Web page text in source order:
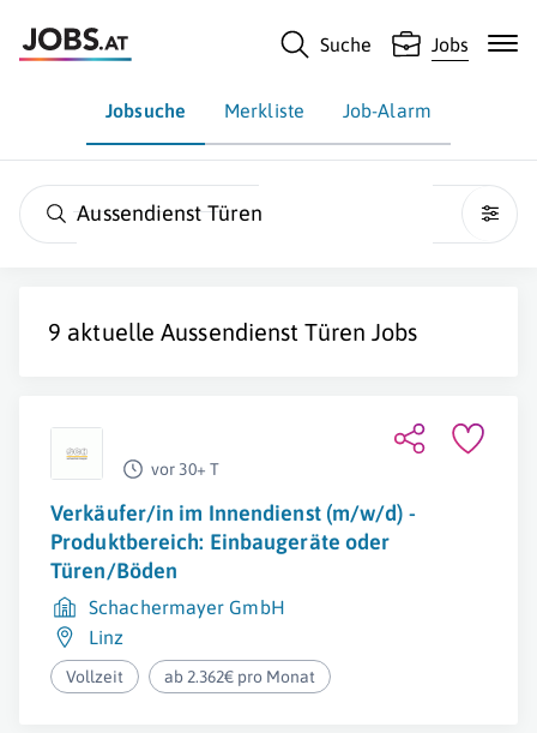
Suche Jobs
Jobsuche Merkliste Job-Alarm
Aussendienst Türen
9 aktuelleAussendienst Türen Jobs
vor 30+ T
Verkäufer/in im Innendienst (m/w/d) -
Produktbereich: Einbaugeräte oder
Türen/Böden
Schachermayer GmbH
Linz
Vollzeit ab 2.362€ pro Monat